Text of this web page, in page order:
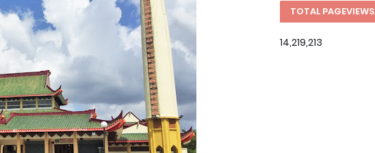
TOTAL PAGEVIEWS
14,219,213